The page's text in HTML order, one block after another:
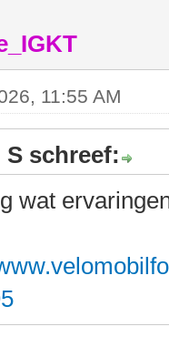
11:55 AM
S schreef:
wat